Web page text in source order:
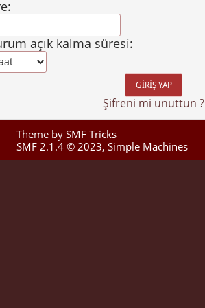
açık kalma süresi:
Şifreni mi unuttun ?
Theme by SMF Tricks
SMF 2.1.4 © 2023, Simple Machines